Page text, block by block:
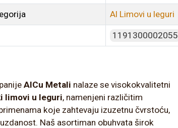
Al Limovi u leguri
1191300002055
AlCu Metali nalaze se visokokvalitetni
limovi u leguri, namenjeni različitim
koje zahtevaju izuzetnu čvrstoću,
Naš asortiman obuhvata širok